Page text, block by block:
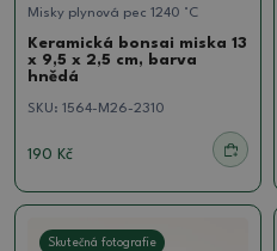
Misky plynová pec 1240 °C
Keramická bonsai miska 13
x 9,5 x 2,5 cm, barva
hnědá
SKU: 1564-M26-2310
190 Kč
Skutečná fotografie